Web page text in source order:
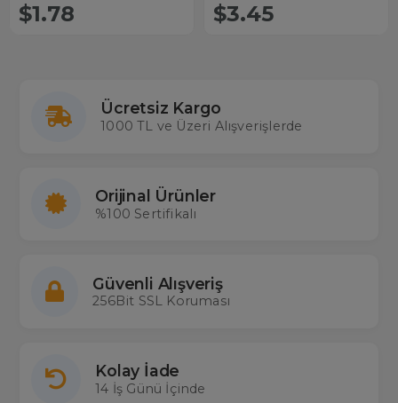
$1.78 $3.45
Ücretsiz Kargo
1000 TL ve Üzeri Alışverişlerde
Orijinal Ürünler
%100 Sertifikalı
Güvenli Alışveriş
256Bit SSL Koruması
Kolay İade
14 İş Günü İçinde